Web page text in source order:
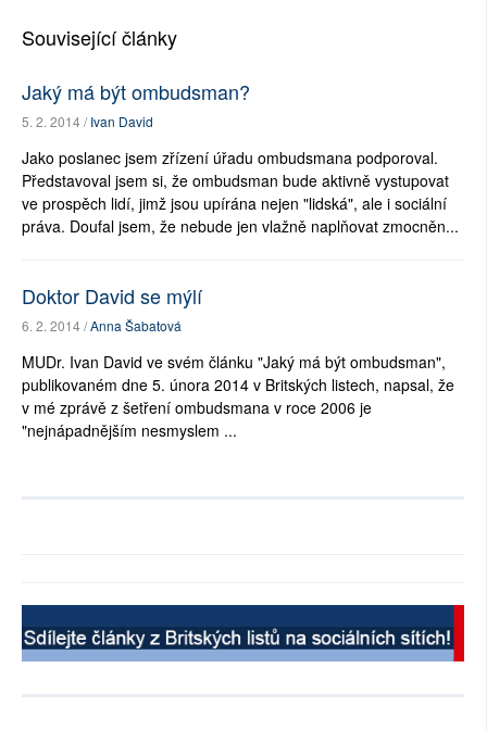
Související články
Jaký má být ombudsman?
5. 2. 2014 /Ivan David
Jako poslanec jsem zřízení úřadu ombudsmana podporoval.
Představoval jsem si, že ombudsman bude aktivně vystupovat
ve prospěch lidí, jimž jsou upírána nejen "lidská", ale i sociální
práva. Doufal jsem, že nebude jen vlažně naplňovat zmocněn...
Doktor David se mýlí
6. 2. 2014 /Anna Šabatová
MUDr. Ivan David ve svém článku "Jaký má být ombudsman",
publikovaném dne 5. února 2014 v Britských listech, napsal, že
v mé zprávě z šetření ombudsmana v roce 2006 je
"nejnápadnějším nesmyslem ...